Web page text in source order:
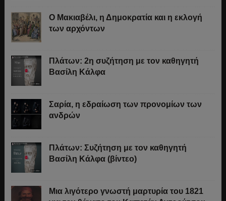
Ο Μακιαβέλι, η Δημοκρατία και η εκλογή
των αρχόντων
Πλάτων: 2η συζήτηση με τον καθηγητή
Βασίλη Κάλφα
Σαρία, η εδραίωση των προνομίων των
ανδρών
Πλάτων: Συζήτηση με τον καθηγητή
Βασίλη Κάλφα (βίντεο)
Μια λιγότερο γνωστή μαρτυρία του 1821